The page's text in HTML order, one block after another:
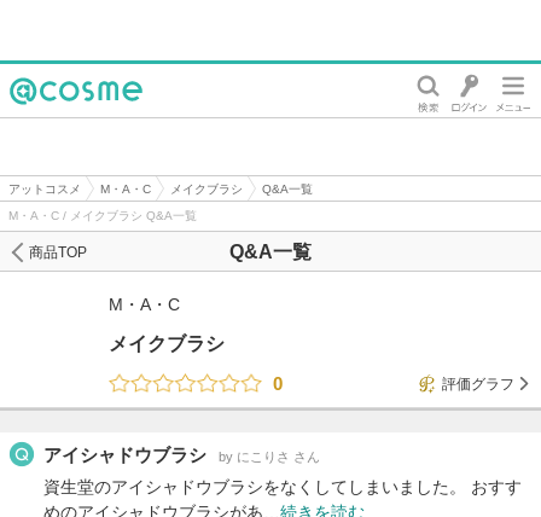
アットコスメ M・A・C メイクブラシ
Q&A一覧
M・A・C / メイクブラシ Q&A一覧
Q&A一覧
商品TOP
M・A・C
メイクブラシ
0
評価グラフ
アイシャドウブラシ by にこりさ さん
資生堂のアイシャドウブラシをなくしてしまいました。 おすす
めのアイシャドウブラシがあ… 続きを読む